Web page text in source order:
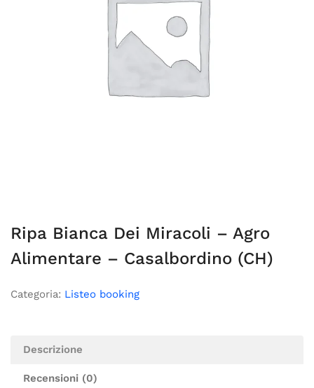
Ripa Bianca Dei Miracoli – Agro
Alimentare – Casalbordino (CH)
Categoria: Listeo booking
Descrizione
Recensioni (0)